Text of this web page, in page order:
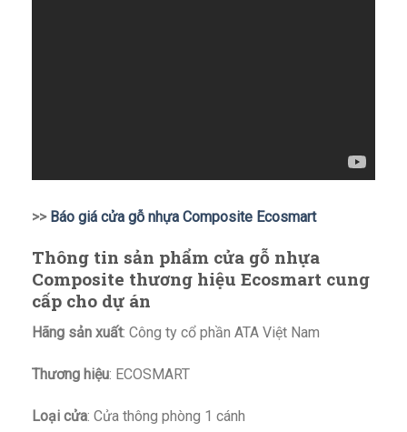
>> Báo giá cửa gỗ nhựa Composite Ecosmart
Thông tin sản phẩm cửa gỗ nhựa
Composite thương hiệu Ecosmart cung
cấp cho dự án
Hãng sản xuất: Công ty cổ phần ATA Việt Nam
Thương hiệu: ECOSMART
Loại cửa: Cửa thông phòng 1 cánh